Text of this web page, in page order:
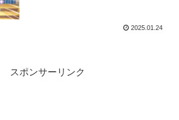
2025.01.24
スポンサーリンク